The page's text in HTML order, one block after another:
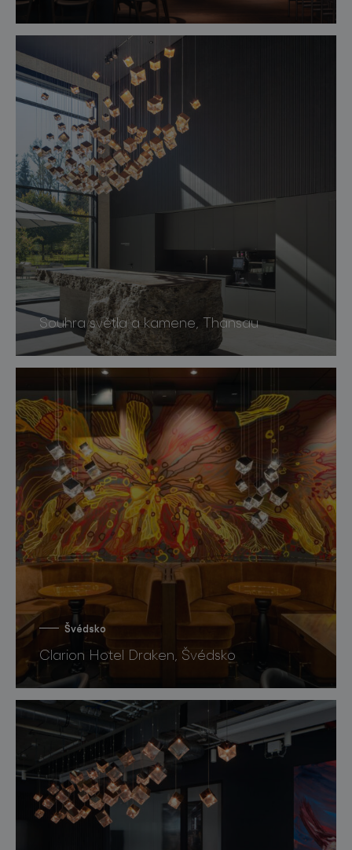
Souhra světla a kamene, Thansau
Švédsko
Clarion Hotel Draken, Švédsko